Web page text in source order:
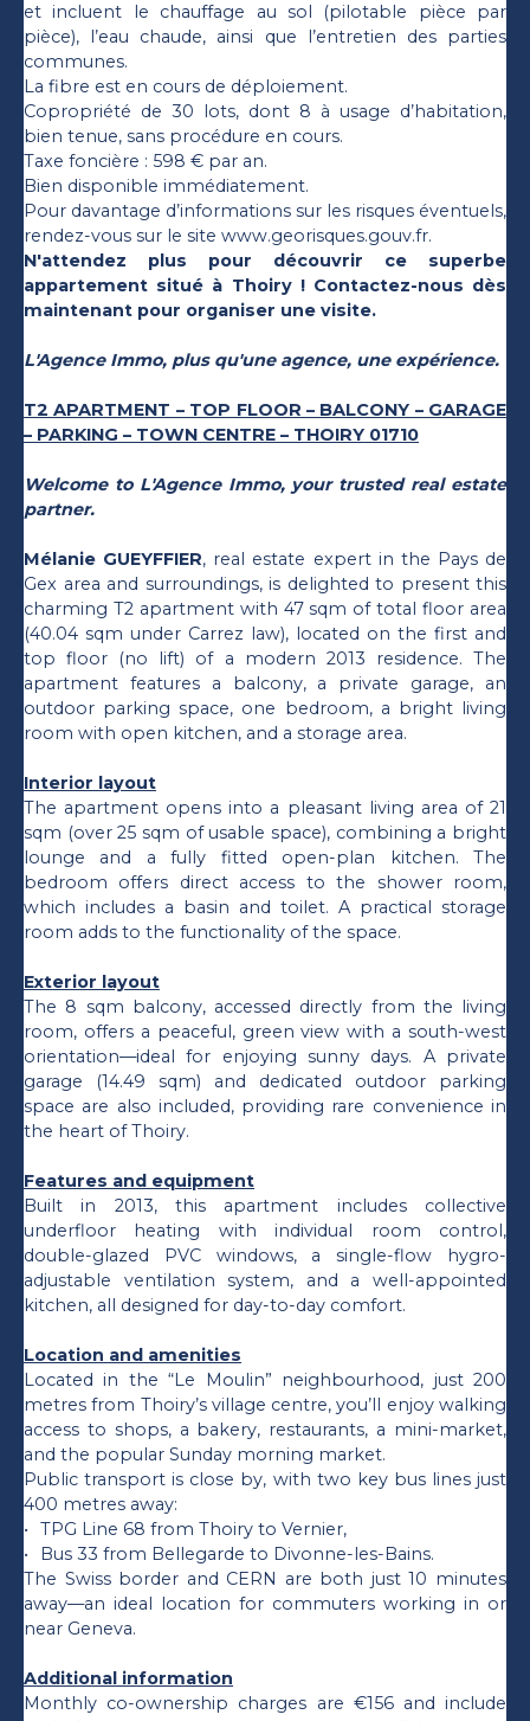
et incluent le chauffage au sol (pilotable pièce par
pièce), l’eau chaude, ainsi que l’entretien des parties
communes.
La fibre est en cours de déploiement.
Copropriété de 30 lots, dont 8 à usage d’habitation,
bien tenue, sans procédure en cours.
Taxe foncière : 598 € par an.
Bien disponible immédiatement.
Pour davantage d’informations sur les risques éventuels,
rendez-vous sur le site www.georisques.gouv.fr.
N'attendez plus pour découvrir ce superbe
appartement situé à Thoiry ! Contactez-nous dès
maintenant pour organiser une visite.
L'Agence Immo, plus qu'une agence, une expérience.
T2 APARTMENT – TOP FLOOR – BALCONY – GARAGE
– PARKING – TOWN CENTRE – THOIRY 01710
Welcome to L'Agence Immo, your trusted real estate
partner.
Mélanie GUEYFFIER, real estate expert in the Pays de
Gex area and surroundings, is delighted to present this
charming T2 apartment with 47 sqm of total floor area
(40.04 sqm under Carrez law), located on the first and
top floor (no lift) of a modern 2013 residence. The
apartment features a balcony, a private garage, an
outdoor parking space, one bedroom, a bright living
room with open kitchen, and a storage area.
Interior layout
The apartment opens into a pleasant living area of 21
sqm (over 25 sqm of usable space), combining a bright
lounge and a fully fitted open-plan kitchen. The
bedroom offers direct access to the shower room,
which includes a basin and toilet. A practical storage
room adds to the functionality of the space.
Exterior layout
The 8 sqm balcony, accessed directly from the living
room, offers a peaceful, green view with a south-west
orientation—ideal for enjoying sunny days. A private
garage (14.49 sqm) and dedicated outdoor parking
space are also included, providing rare convenience in
the heart of Thoiry.
Features and equipment
Built in 2013, this apartment includes collective
underfloor heating with individual room control,
double-glazed PVC windows, a single-flow hygro-
adjustable ventilation system, and a well-appointed
kitchen, all designed for day-to-day comfort.
Location and amenities
Located in the “Le Moulin” neighbourhood, just 200
metres from Thoiry’s village centre, you’ll enjoy walking
access to shops, a bakery, restaurants, a mini-market,
and the popular Sunday morning market.
Public transport is close by, with two key bus lines just
400 metres away:
TPG Line 68 from Thoiry to Vernier,
Bus 33 from Bellegarde to Divonne-les-Bains.
The Swiss border and CERN are both just 10 minutes
away—an ideal location for commuters working in or
near Geneva.
Additional information
Monthly co-ownership charges are €156 and include